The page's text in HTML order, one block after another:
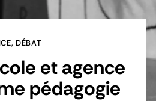
DÉBAT
et agence
pédagogie